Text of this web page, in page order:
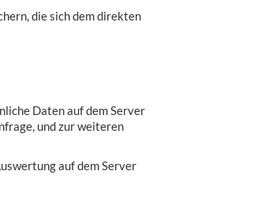
die sich dem direkten
Daten auf dem Server
und zur weiteren
auf dem Server